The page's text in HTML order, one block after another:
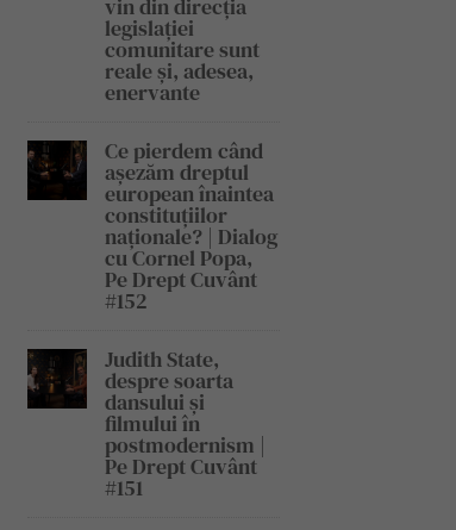
vin din direcția
legislației
comunitare sunt
reale și, adesea,
enervante
Ce pierdem când
așezăm dreptul
european înaintea
constituțiilor
naționale? | Dialog
cu Cornel Popa,
Pe Drept Cuvânt
#152
Judith State,
despre soarta
dansului și
filmului în
postmodernism |
Pe Drept Cuvânt
#151